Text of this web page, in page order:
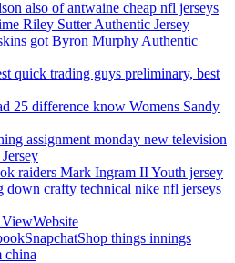
also of antwaine cheap nfl jerseys
Riley Sutter Authentic Jersey
got Byron Murphy Authentic
quick trading guys preliminary, best
25 difference know Womens Sandy
assignment monday new television
raiders Mark Ingram II Youth jersey
down crafty technical nike nfl jerseys
things innings
china